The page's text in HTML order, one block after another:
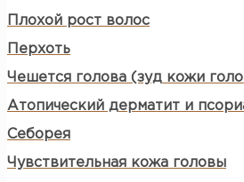
Плохой рост волос
Перхоть
Чешется голова (зуд кожи
Атопический дерматит и
Себорея
Чувствительная кожа головы